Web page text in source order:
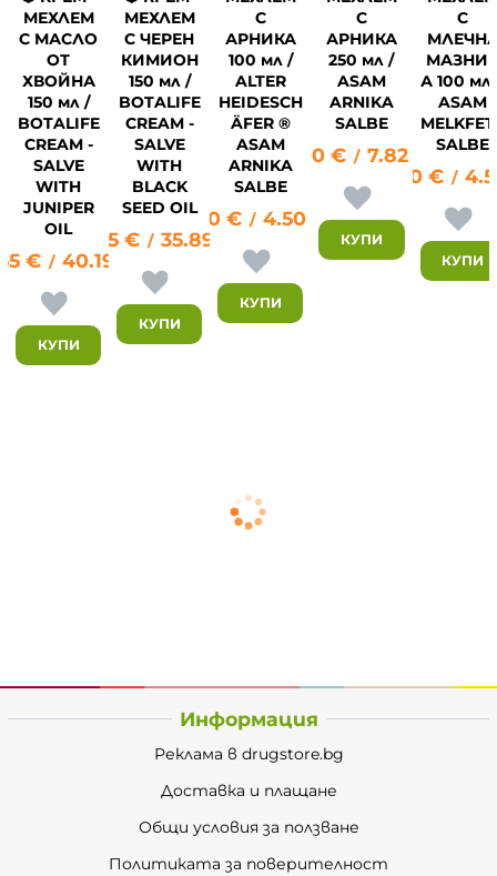
МЕХЛЕМ
С МАСЛО
ОТ
ХВОЙНА
150 мл /
BOTALIFE
CREAM -
SALVE
WITH
JUNIPER
OIL
€ / 40.19
КУПИ
МЕХЛЕМ
С ЧЕРЕН
КИМИОН
150 мл /
BOTALIFE
CREAM -
SALVE
WITH
BLACK
SEED OIL
18.35 € / 35.89
КУПИ
С
АРНИКА
100 мл /
ALTER
HEIDESCH
ÄFER ®
ASAM
ARNIKA
SALBE
2.30 € / 4.50 лв.
КУПИ
С
АРНИКА
250 мл /
ASAM
ARNIKA
SALBE
4.00 € / 7.82 лв.
КУПИ
С
А 100
ASAM
SALBE
2.30 € /
КУПИ
Информация
Реклама в drugstore.bg
Доставка и плащане
Общи условия за ползване
Политиката за поверителност